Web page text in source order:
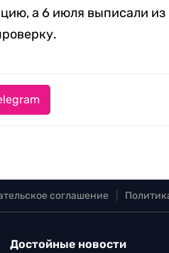
а 6 июля выписали из
соглашение
Достойные новости